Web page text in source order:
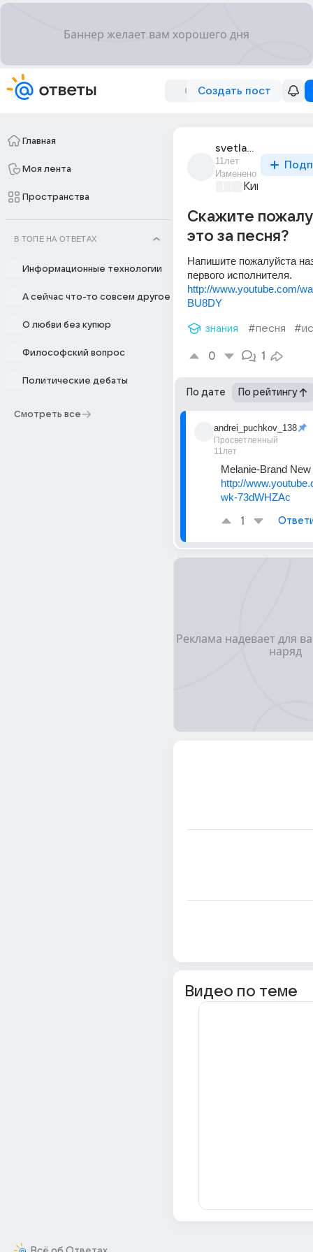
Создать пост
Главная
Моя лента
Пространства
В ТОПЕ НА ОТВЕТАХ
Информационные технологии
А сейчас что-то совсем другое
О любви без купюр
Философский вопрос
Политические дебаты
Смотреть все
svetlaneys
11лет
Изменено
Киномания
Скажите
это за песня?
Напишите пожалуйста
первого исполнителя.
http://www.youtube.com/
BU8DY
знания #песня
0 1
По дате По рейтингу
andrei_puchkov_138
Просветленный
11лет
Melanie-Brand
http://
wk-73dWHZAc
1
Видео по теме